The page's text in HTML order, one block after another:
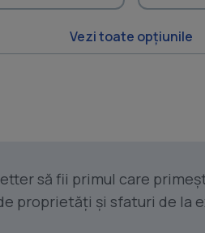
Vezi toate opțiunile
să fii primul care
proprietăți și sfaturi de la